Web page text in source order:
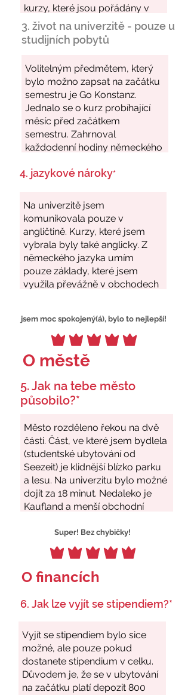
3. život na univerzitě - pouze u
studijních pobytů
4. jazykové nároky*
jsem moc spokojený(á), bylo to nejlepší!
O městě
5. Jak na tebe město
působilo?*
Super! Bez chybičky!
O financích
6. Jak lze vyjít se stipendiem?*